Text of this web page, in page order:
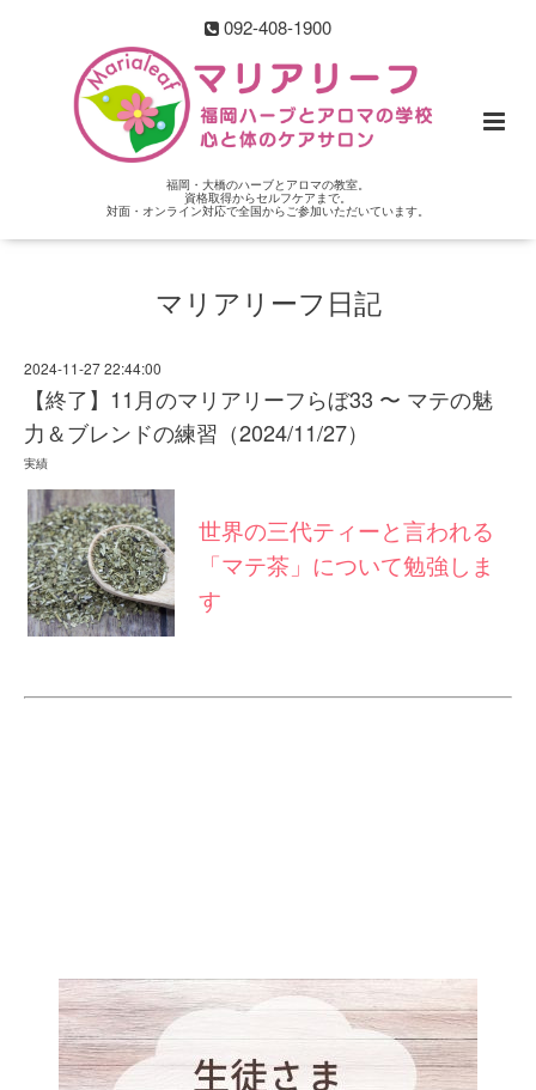
092-408-1900
福岡・大橋のハーブとアロマの教室。
資格取得からセルフケアまで。
対面・オンライン対応で全国からご参加いただいています。
マリアリーフ日記
2024-11-27 22:44:00
【終了】11月のマリアリーフらぼ33 〜 マテの魅
力＆ブレンドの練習（2024/11/27）
実績
世界の三代ティーと言われる
「マテ茶」について勉強しま
す